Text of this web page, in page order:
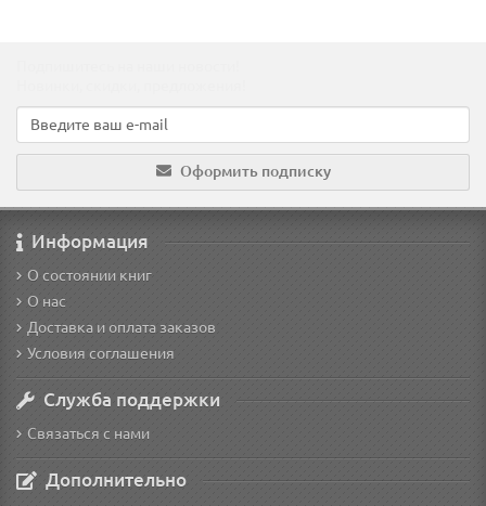
Оформить подписку
Информация
О состоянии книг
О нас
Доставка и оплата заказов
Условия соглашения
Служба поддержки
Связаться с нами
Дополнительно